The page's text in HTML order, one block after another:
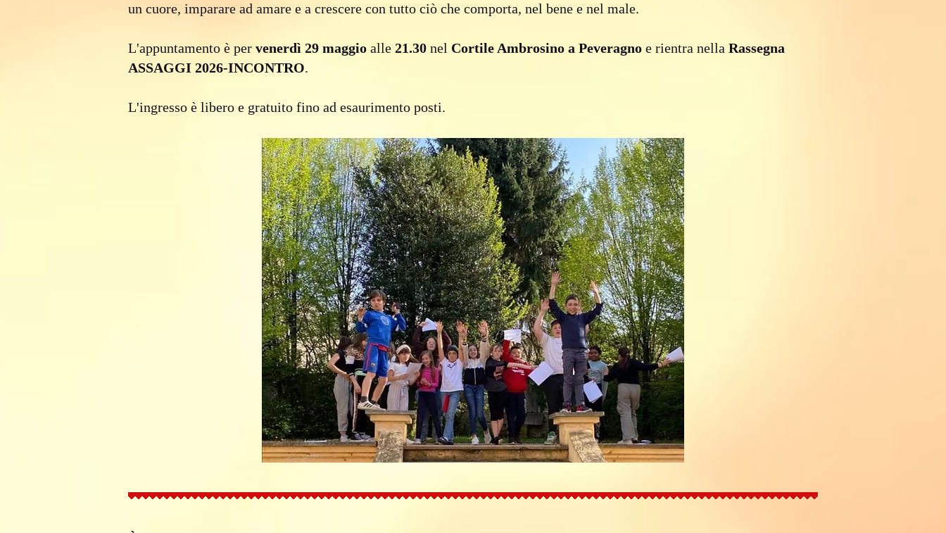
un cuore, imparare ad amare e a crescere con tutto ciò che comporta, nel bene e nel male.
L'appuntamento è per venerdì 29 maggio alle 21.30 nel Cortile Ambrosino a Peveragno e rientra nella Rassegna
ASSAGGI 2026-INCONTRO.
L'ingresso è libero e gratuito fino ad esaurimento posti.